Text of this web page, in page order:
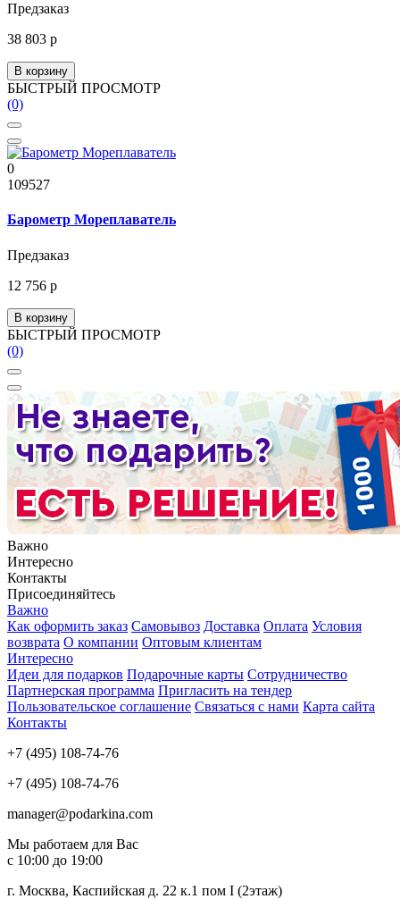
Предзаказ
38 803 р
В корзину
БЫСТРЫЙ ПРОСМОТР
(0)
0
109527
Барометр Мореплаватель
Предзаказ
12 756 р
В корзину
БЫСТРЫЙ ПРОСМОТР
(0)
Важно
Интересно
Контакты
Присоединяйтесь
Важно
Как оформить заказ Самовывоз Доставка Оплата Условия
возврата О компании Оптовым клиентам
Интересно
Идеи для подарков Подарочные карты Сотрудничество
Партнерская программа Пригласить на тендер
Пользовательское соглашение Связаться с нами Карта сайта
Контакты
+7 (495) 108-74-76
+7 (495) 108-74-76
manager@podarkina.com
Мы работаем для Вас
с 10:00 до 19:00
г. Москва, Каспийская д. 22 к.1 пом I (2этаж)